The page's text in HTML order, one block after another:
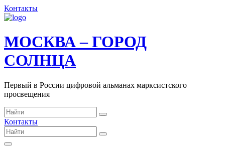
Контакты
МОСКВА – ГОРОД
СОЛНЦА
Первый в России цифровой альманах марксистского
просвещения
Контакты